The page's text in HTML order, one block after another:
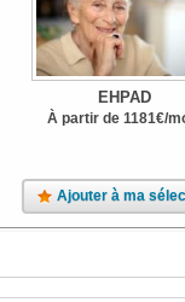
EHPAD
À partir de 1181€/
Ajouter à ma